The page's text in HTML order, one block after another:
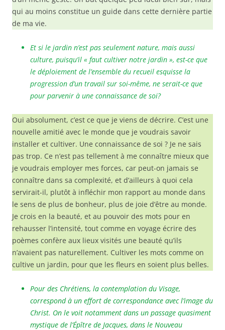
qui au moins constitue un guide dans cette dernière partie
de ma vie.
Et si le jardin n’est pas seulement nature, mais aussi
culture, puisqu’il « faut cultiver notre jardin », est-ce que
le déploiement de l’ensemble du recueil esquisse la
progression d’un travail sur soi-même, ne serait-ce que
pour parvenir à une connaissance de soi?
Oui absolument, c’est ce que je viens de décrire. C’est une
nouvelle amitié avec le monde que je voudrais savoir
installer et cultiver. Une connaissance de soi ? Je ne sais
pas trop. Ce n’est pas tellement à me connaître mieux que
je voudrais employer mes forces, car peut-on jamais se
connaître dans sa complexité, et d’ailleurs à quoi cela
servirait-il, plutôt à infléchir mon rapport au monde dans
le sens de plus de bonheur, plus de joie d’être au monde.
Je crois en la beauté, et au pouvoir des mots pour en
rehausser l’intensité, tout comme en voyage écrire des
poèmes confère aux lieux visités une beauté qu’ils
n’avaient pas naturellement. Cultiver les mots comme on
cultive un jardin, pour que les fleurs en soient plus belles.
Pour des Chrétiens, la contemplation du Visage,
correspond à un effort de correspondance avec l’image du
Christ. On le voit notamment dans un passage quasiment
mystique de l’Épître de Jacques, dans le Nouveau